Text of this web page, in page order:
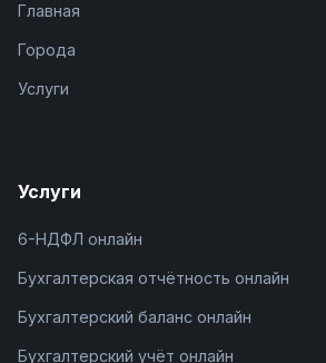
Главная
Города
Услуги
Услуги
6-НДФЛ онлайн
Бухгалтерская отчётность онлайн
Бухгалтерский баланс онлайн
Бухгалтерский учёт онлайн